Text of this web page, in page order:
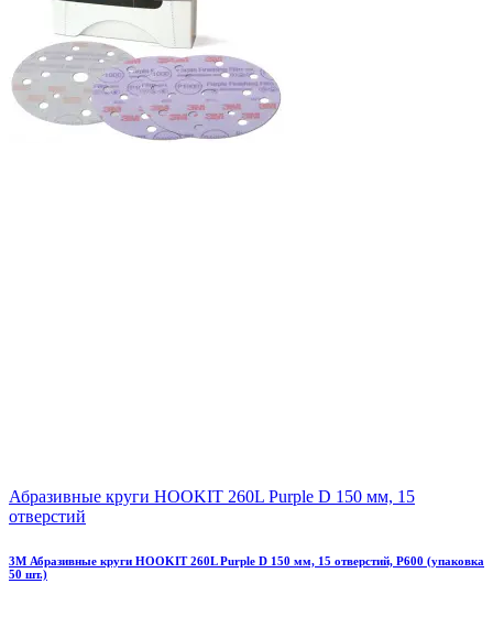
Абразивные круги HOOKIT 260L Purplе D 150 мм, 15
отверстий
3М Абразивные круги HOOKIT 260L Purplе D 150 мм, 15 отверстий, Р600 (упаковка
50 шт.)